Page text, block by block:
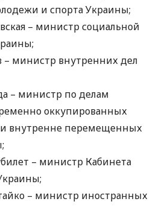
и спорта Украины;
– министр социальной
– министр внутренних дел
– министр по делам
оккупированных
внутренне перемещенных
– министр Кабинета
– министр иностранных